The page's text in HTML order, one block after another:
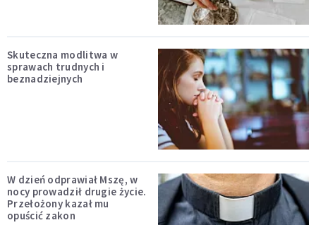
Skuteczna modlitwa w
sprawach trudnych i
beznadziejnych
W dzień odprawiał Mszę, w
nocy prowadził drugie życie.
Przełożony kazał mu
opuścić zakon